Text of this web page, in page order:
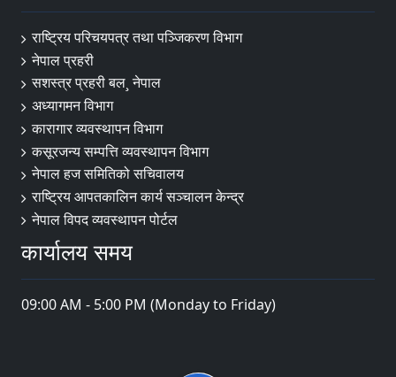
राष्ट्रिय परिचयपत्र तथा पञ्‍जिकरण विभाग
नेपाल प्रहरी
सशस्त्र प्रहरी बल¸ नेपाल
अध्यागमन विभाग
कारागार व्यवस्थापन विभाग
कसूरजन्य सम्पत्ति व्यवस्थापन विभाग
नेपाल हज समितिको सचिवालय
राष्ट्रिय आपतकालिन कार्य सञ्चालन केन्द्र
नेपाल विपद व्यवस्थापन पोर्टल
कार्यालय समय
09:00 AM - 5:00 PM (Monday to Friday)